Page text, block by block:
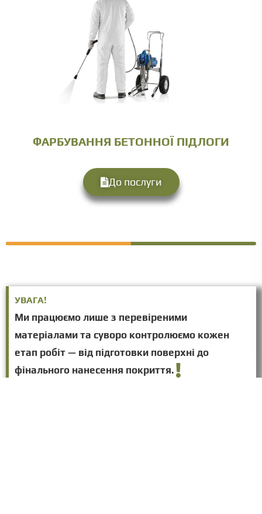
ФАРБУВАННЯ БЕТОННОЇ ПІДЛОГИ
До послуги
УВАГА!
Ми працюємо лише з перевіреними
матеріалами та суворо контролюємо кожен
етап робіт — від підготовки поверхні до
фінального нанесення покриття.